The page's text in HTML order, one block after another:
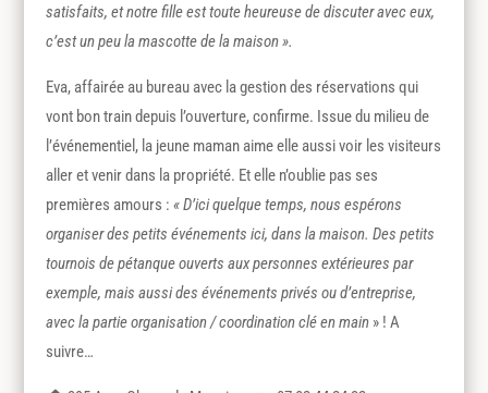
satisfaits, et notre fille est toute heureuse de discuter avec eux,
c’est un peu la mascotte de la maison ».
Eva, affairée au bureau avec la gestion des réservations qui
vont bon train depuis l’ouverture, confirme. Issue du milieu de
l’événementiel, la jeune maman aime elle aussi voir les visiteurs
aller et venir dans la propriété. Et elle n’oublie pas ses
premières amours :« D’ici quelque temps, nous espérons
organiser des petits événements ici, dans la maison. Des petits
tournois de pétanque ouverts aux personnes extérieures par
exemple, mais aussi des événements privés ou d’entreprise,
avec la partie organisation / coordination clé en main » ! A
suivre…